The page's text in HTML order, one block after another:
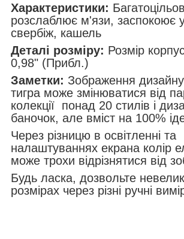
Характеристики:
розслаблює м'язи, заспокоює
свербіж, кашель
Деталі розміру: Розмір
0,98" (Прибл.)
Заметки: Зображення
тигра може змінюватися від
колекції понад 20 стилів і
баночок, але вміст на 100%
Через різницю в освітленні та
налаштуваннях екрана колір
може трохи відрізнятися від
Будь ласка, дозвольте
розмірах через різні ручні